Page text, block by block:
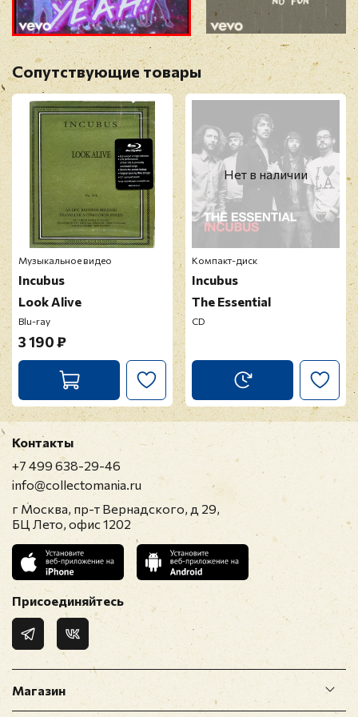
Прикрепить фото
Оставить отзыв
Перед публикацией отзывы проходят
модерацию
Сопутствующие товары
Музыкальное видео
Incubus
Look Alive
Blu-ray
3 190 ₽
Нет в наличии
Компакт-диск
Incubus
The Essential
CD
Магазин
Контакты
+7 499 638-29-46
info@collectomania.ru
г Москва, пр-т Вернадского, д 29,
БЦ Лето, офис 1202
Присоединяйтесь